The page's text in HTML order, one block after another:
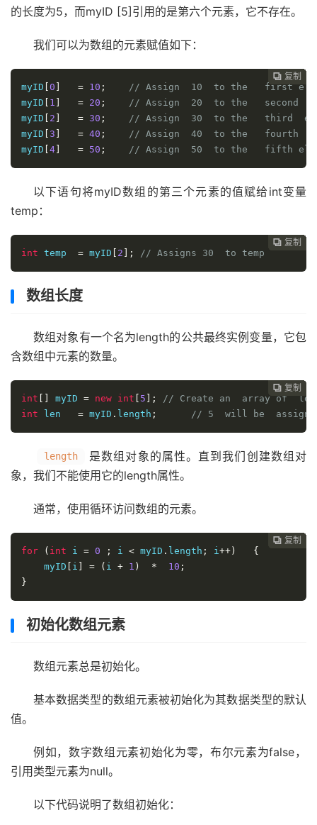
的长度为5，而myID [5]引用的是第六个元素，它不存在。
我们可以为数组的元素赋值如下：
 复制
 复制
 复制
 复制
 复制
 复制
 复制
 复制
 复制
 复制
 复制
myID 0 = 10 ;
// Assign  10  to the   first
myID
1 = 20 ;
// Assign  20  to the   second
myID
2 = 30 ;
// Assign  30  to the   third
myID 3 = 40 ;
// Assign  40  to the   fourth
myID 4 = 50 ; // Assign  50  to the   fifth
以下语句将myID数组的第三个元素的值赋给int变量
temp：
 复制
 复制
 复制
 复制
 复制
 复制
 复制
 复制
 复制
 复制
int temp = myID 2 ]; // Assigns 30  to temp
数组长度
数组对象有一个名为length的公共最终实例变量，它包
含数组中元素的数量。
 复制
 复制
 复制
 复制
 复制
 复制
 复制
 复制
 复制
int
myID = new int 5 ];
// Create an  array of
int len = myID . length ; // 5  will be
length
是数组对象的属性。直到我们创建数组对
象，我们不能使用它的length属性。
通常，使用循环访问数组的元素。
 复制
 复制
 复制
 复制
 复制
 复制
 复制
 复制
for
( int i = 0 ; i < myID . length ; i++)
{
    myID
i = ( i + 1 ) * 10 ;
}
初始化数组元素
数组元素总是初始化。
基本数据类型的数组元素被初始化为其数据类型的默认
值。
例如，数字数组元素初始化为零，布尔元素为false，
引用类型元素为null。
以下代码说明了数组初始化：